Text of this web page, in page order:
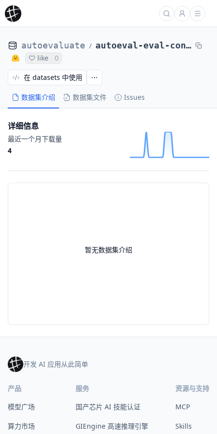
autoevaluate / autoeval-eval-conll2003-conll2003-0a1842-65397145556
like 0
数据集介绍 数据集文件 Issues
在 datasets 中使用
暂无数据集介绍
详细信息
最近一个月下载量
4
开发 AI 应用从此简单
产品
模型广场
算力市场
服务
国产芯片 AI 技能认证
GIEngine 高速推理引擎
资源与支持
MCP
Skills